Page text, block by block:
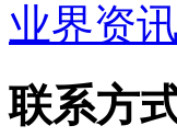
业界资讯
联系方